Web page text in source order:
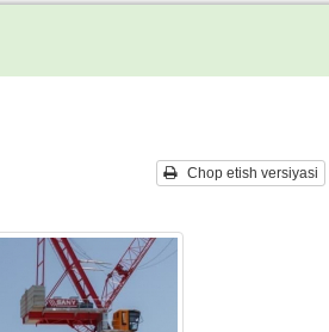
Chop etish versiyasi